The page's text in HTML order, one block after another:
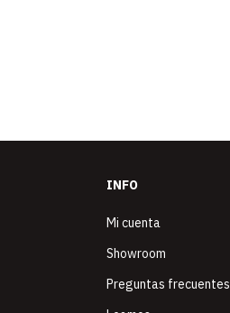
INFO
Mi cuenta
Showroom
Preguntas frecuentes